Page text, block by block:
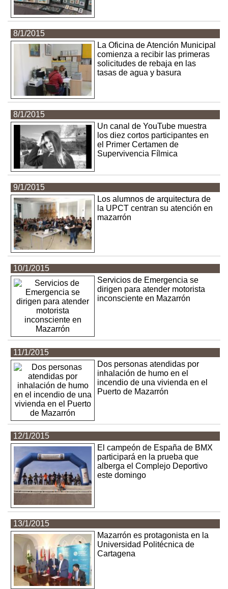
8/1/2015
La Oficina de Atención Municipal
comienza a recibir las primeras
solicitudes de rebaja en las
tasas de agua y basura
8/1/2015
Un canal de YouTube muestra
los diez cortos participantes en
el Primer Certamen de
Supervivencia Fílmica
9/1/2015
Los alumnos de arquitectura de
la UPCT centran su atención en
mazarrón
10/1/2015
Servicios de Emergencia se
dirigen para atender motorista
inconsciente en Mazarrón
11/1/2015
Dos personas atendidas por
inhalación de humo en el
incendio de una vivienda en el
Puerto de Mazarrón
12/1/2015
El campeón de España de BMX
participará en la prueba que
alberga el Complejo Deportivo
este domingo
13/1/2015
Mazarrón es protagonista en la
Universidad Politécnica de
Cartagena